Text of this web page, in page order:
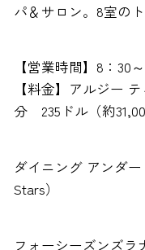
パ＆サロン。8室の
【営業時間】8：30
【料金】アルジー
分 235ドル（約
ダイニング アンダ
Stars）
フォーシーズンズラ